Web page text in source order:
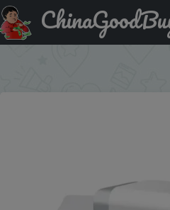
Промокод на знижку
Charger QC 3.0 30W USB Fast